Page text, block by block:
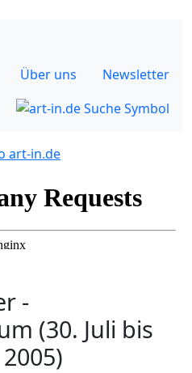
Über uns Newsletter
-
(30. Juli bis